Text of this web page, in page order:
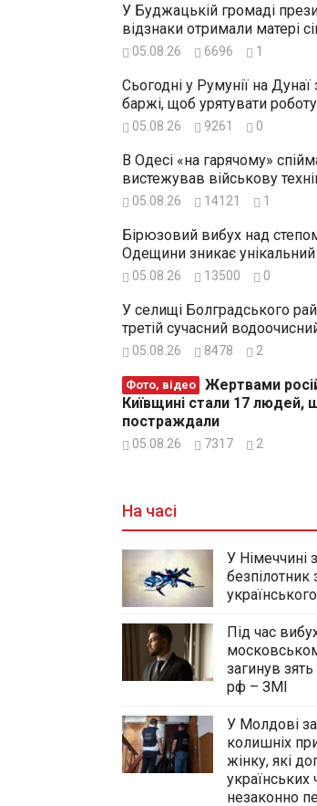
У Буджацькій громаді
відзнаки отримали матері
05.08.26 6696 1
Сьогодні у Румунії на Дунаї
баржі, щоб урятувати
05.08.26 9261 0
В Одесі «на гарячому»
вистежував військову
05.08.26 14121 1
Бірюзовий вибух над
Одещини зникає
05.08.26 13500 0
У селищі Болградського
третій сучасний
05.08.26 8478 2
Фото, відео
Київщині стали 17 людей,
постраждали
05.08.26 7317 2
На часі
У Німеччині
безпілотник
Під час
загинув
рф – ЗМІ
У Молдові
колишніх
жінку, які
українських
незаконно